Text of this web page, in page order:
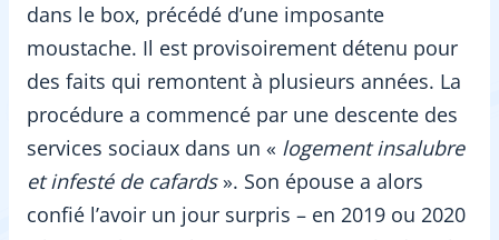
dans le box, précédé d’une imposante
moustache. Il est provisoirement détenu pour
des faits qui remontent à plusieurs années. La
procédure a commencé par une descente des
services sociaux dans un « logement insalubre
et infesté de cafards». Son épouse a alors
confié l’avoir un jour surpris – en 2019 ou 2020